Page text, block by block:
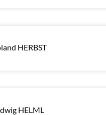
HERBST
HELML